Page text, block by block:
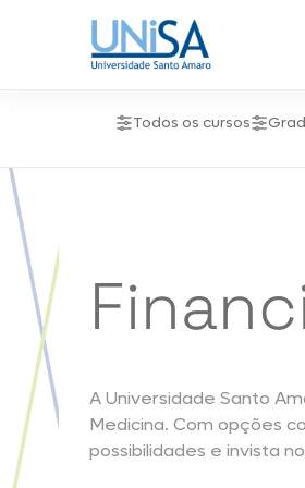
Todos os cursos
A Universidade Santo
Medicina. Com opções
possibilidades e invista